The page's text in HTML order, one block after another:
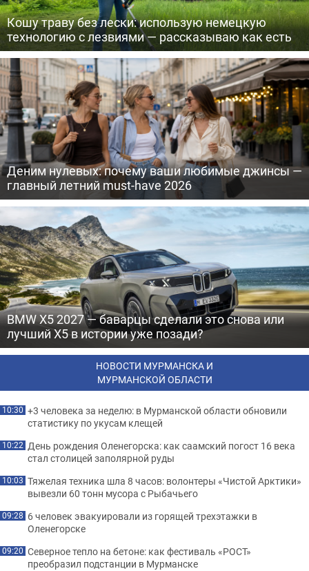
Кошу траву без лески: использую немецкую
технологию с лезвиями — рассказываю как есть
Деним нулевых: почему ваши любимые джинсы —
главный летний must-have 2026
BMW X5 2027 — баварцы сделали это снова или
лучший X5 в истории уже позади?
НОВОСТИ МУРМАНСКА И
МУРМАНСКОЙ ОБЛАСТИ
10:30 +3 человека за неделю: в Мурманской области обновили
статистику по укусам клещей
10:22 День рождения Оленегорска: как саамский погост 16 века
стал столицей заполярной руды
10:03 Тяжелая техника шла 8 часов: волонтеры «Чистой Арктики»
вывезли 60 тонн мусора с Рыбачьего
09:28 6 человек эвакуировали из горящей трехэтажки в
Оленегорске
09:20 Северное тепло на бетоне: как фестиваль «РОСТ»
преобразил подстанции в Мурманске